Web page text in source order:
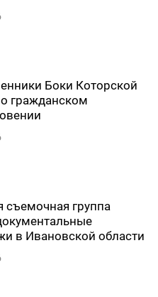
Боки Которской
гражданском
съемочная группа
в Ивановской области